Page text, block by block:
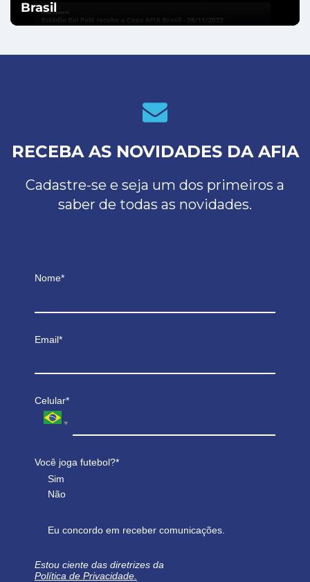
Brasil
RECEBA AS NOVIDADES DA AFIA
Cadastre-se e seja um dos primeiros a
saber de todas as novidades.
Nome*
Email*
Celular*
Você joga futebol?*
Sim
Não
Eu concordo em receber comunicações.
Estou ciente das diretrizes da
Política de Privacidade.